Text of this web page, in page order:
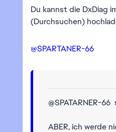
Du kannst die DxDiag
(Durchsuchen)
@SPARTANER-66
@SPATARNER-
ABER, ich werde